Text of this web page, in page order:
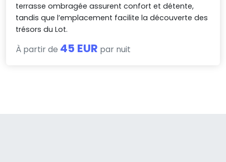
terrasse ombragée assurent confort et détente,
tandis que l’emplacement facilite la découverte des
trésors du Lot.
À partir de 45 EUR par nuit